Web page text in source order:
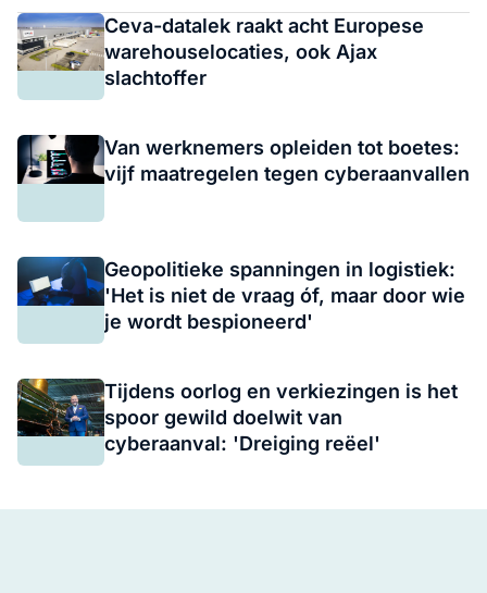
Ceva-datalek raakt acht Europese
warehouselocaties, ook Ajax
slachtoffer
Van werknemers opleiden tot boetes:
vijf maatregelen tegen cyberaanvallen
Geopolitieke spanningen in logistiek:
'Het is niet de vraag óf, maar door wie
je wordt bespioneerd'
Tijdens oorlog en verkiezingen is het
spoor gewild doelwit van
cyberaanval: 'Dreiging reëel'